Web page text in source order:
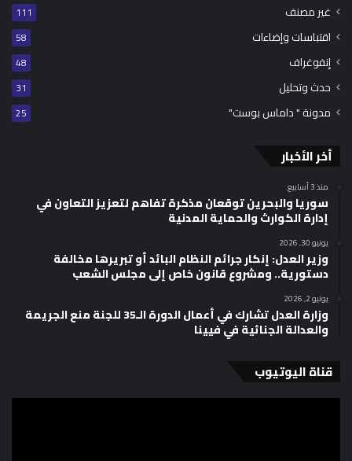
غير مصنف 111
اقتباسات وإضاءات 58
إنفوغراف 48
حدث وتحليل 31
مدونة " داماس بوست" 25
أخر الأخبار
منذ 3 أسابيع
سوريا والبحرين توقعان مذكرة تفاهم لتعزيز التعاون في
إدارة الكوارث والحماية المدنية
يونيو 30, 2026
وزير العدل: إنكار جرائم النظام البائد أو تبريرها مخالفة
دستورية.. ومشروع قانون خاص إلى مجلس الشعب
يونيو 2, 2026
وزارة العدل تشارك في أعمال الدورة الـ35 للجنة منع الجريمة
والعدالة الجنائية في فيينا
قناة اليوتيوب